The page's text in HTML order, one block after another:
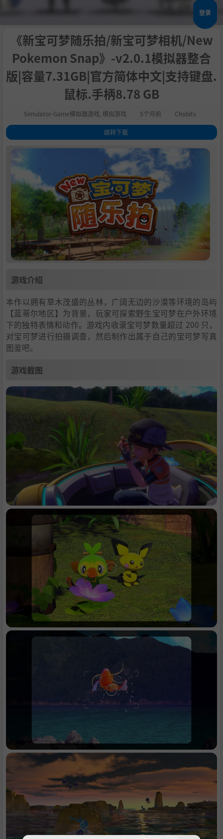
登录
《新宝可梦随乐拍/新宝可梦相机/New
Pokemon Snap》-v2.0.1模拟器整合
版|容量7.31GB|官方简体中文|支持键盘.
鼠标.手柄8.78 GB
Simulator-Game模拟器游戏 模拟游戏 5个月前 Chobits
跳转下载
.
游戏截图
4.学习
游戏介绍
本作以拥有草木茂盛的丛林，广阔无边的沙漠等环境的岛屿
【蓝蒂尔地区】为背景，玩家可探索野生宝可梦在户外环境
下的独特表情和动作。游戏内收录宝可梦数量超过 200 只，
对宝可梦进行拍摄调查，然后制作出属于自己的宝可梦写真
图鉴吧。
游戏截图